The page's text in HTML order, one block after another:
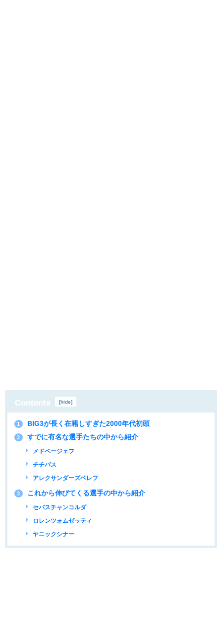
Contents [hide]
1 BIG3が長く在籍しすぎた2000年代初頭
2 すでに有名な選手たちの中から紹介
メドベージェフ
チチパス
アレクサンダーズベレフ
3 これから伸びてくる選手の中から紹介
セバスチャンコルダ
ロレンツォムゼッティ
ヤニックシナー